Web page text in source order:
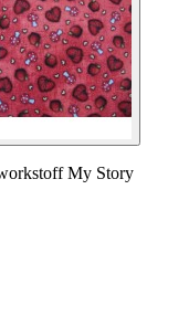
My Story